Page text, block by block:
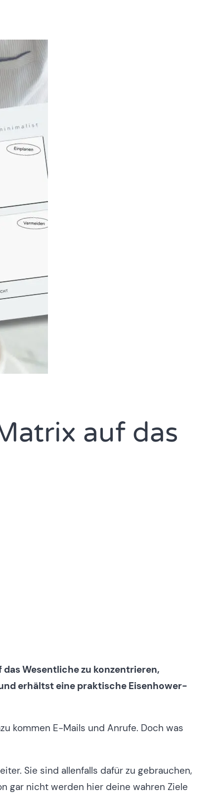
auf das
Wesentliche zu konzentrieren,
erhältst eine praktische Eisenhower-
kommen E-Mails und Anrufe. Doch was
Sie sind allenfalls dafür zu gebrauchen,
gar nicht werden hier deine wahren Ziele